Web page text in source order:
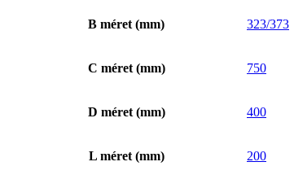
B méret (mm) 323/373
C méret (mm) 750
D méret (mm) 400
L méret (mm) 200